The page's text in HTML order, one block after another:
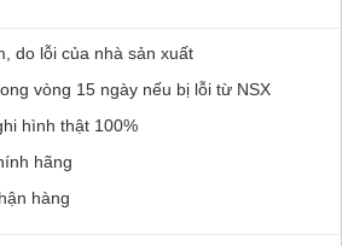
do lỗi của nhà sản xuất
vòng 15 ngày nếu bị lỗi từ NSX
hình thật 100%
hãng
hàng